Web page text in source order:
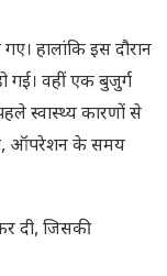
गए। हालांकि इस दौरान
गई। वहीं एक बुजुर्ग
स्वास्थ्य कारणों से
ऑपरेशन के समय
दी, जिसकी